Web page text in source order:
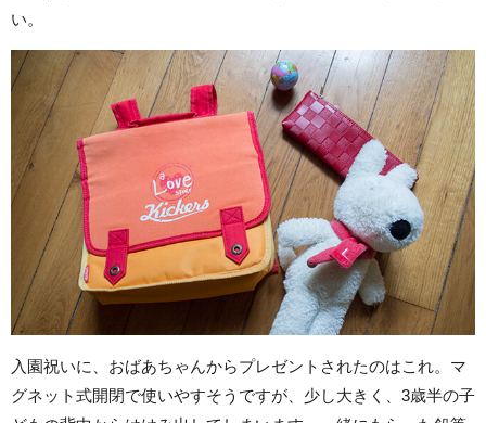
い。
入園祝いに、おばあちゃんからプレゼントされたのはこれ。マ
グネット式開閉で使いやすそうですが、少し大きく、3歳半の子